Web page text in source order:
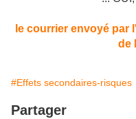
le courrier envoyé par
de
#Effets secondaires-risques
Partager